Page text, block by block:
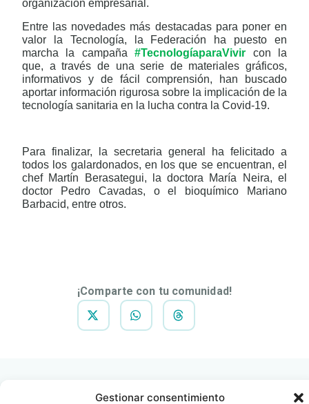
Gestionar consentimiento
organización empresarial.
Entre las novedades más destacadas para poner en
valor la Tecnología, la Federación ha puesto en
marcha la campaña#TecnologíaparaVivir
con la
que, a través de una serie de materiales gráficos,
informativos y de fácil comprensión, han buscado
aportar información rigurosa sobre la implicación de la
tecnología sanitaria en la lucha contra la Covid-19.
Para finalizar, la secretaria general ha felicitado a
todos los galardonados, en los que se encuentran, el
chef Martín Berasategui, la doctora María Neira, el
doctor Pedro Cavadas, o el bioquímico Mariano
Barbacid, entre otros.
¡Comparte con tu comunidad!